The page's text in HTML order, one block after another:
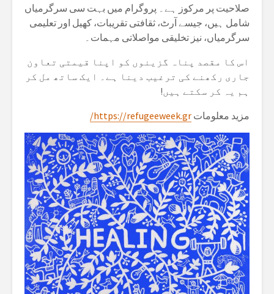
صلاحیت پر مرکوز ہے۔ پروگرام میں بہت سی سرگرمیاں
شامل ہیں، جیسے آرٹ، ثقافتی تقریبات، کھیل اور تعلیمی
سرگرمیاں، نیز تخلیقی مواصلاتی مہمات۔
اس کا مقصد پناہ گزینوں کو اپنا قیمتی تعاون
جاری رکھنے کی ترغیب دینا ہے۔ ایک ساتھ مل کر
ہم یہ کر سکتے ہیں!
مزید معلومات https://refugeeweek.gr/